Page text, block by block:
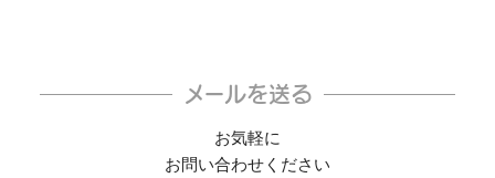
メールを送る
お気軽に
お問い合わせください